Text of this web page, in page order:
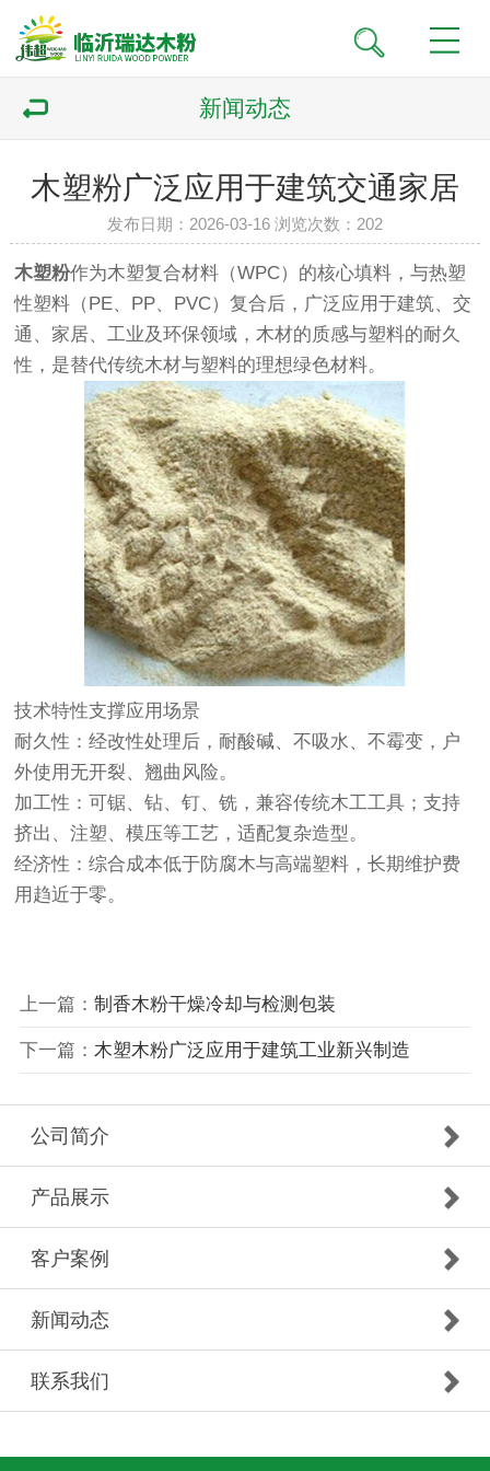
新闻动态
木塑粉广泛应用于建筑交通家居
发布日期：2026-03-16 浏览次数： 202
木塑粉作为木塑复合材料（WPC）的核心填料，与热塑
性塑料（PE、PP、PVC）复合后，广泛应用于建筑、交
通、家居、工业及环保领域，木材的质感与塑料的耐久
性，是替代传统木材与塑料的理想绿色材料。
技术特性支撑应用场景
耐久性‌：经改性处理后，耐酸碱、不吸水、不霉变，户
外使用无开裂、翘曲风险。
‌加工性‌：可锯、钻、钉、铣，兼容传统木工工具；支持
挤出、注塑、模压等工艺，适配复杂造型。
‌经济性‌：综合成本低于防腐木与高端塑料，长期维护费
用趋近于零。
上一篇： 制香木粉干燥冷却与检测包装
下一篇： ​木塑木粉广泛应用于建筑工业新兴制造
公司简介
产品展示
客户案例
新闻动态
联系我们